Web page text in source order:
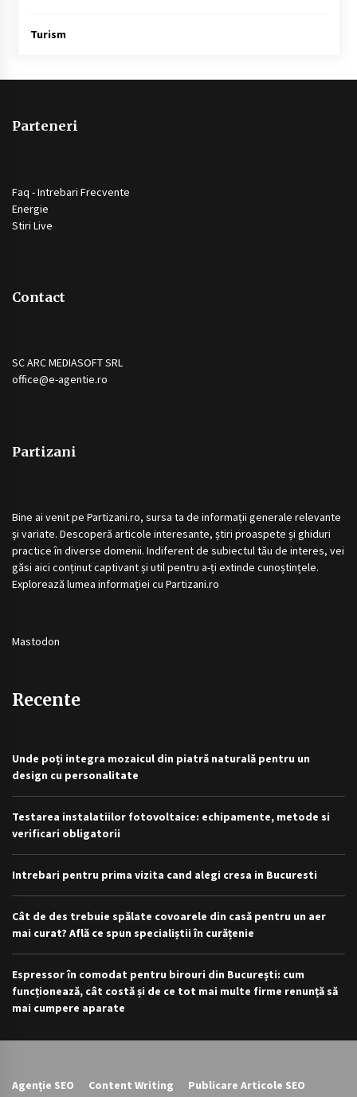
Turism
Parteneri
Faq - Intrebari Frecvente
Energie
Stiri Live
Contact
SC ARC MEDIASOFT SRL
office@e-agentie.ro
Partizani
Bine ai venit pe Partizani.ro, sursa ta de informații generale relevante
și variate. Descoperă articole interesante, știri proaspete și ghiduri
practice în diverse domenii. Indiferent de subiectul tău de interes, vei
găsi aici conținut captivant și util pentru a-ți extinde cunoștințele.
Explorează lumea informației cu Partizani.ro
Mastodon
Recente
Unde poți integra mozaicul din piatră naturală pentru un
design cu personalitate
Testarea instalatiilor fotovoltaice: echipamente, metode si
verificari obligatorii
Intrebari pentru prima vizita cand alegi cresa in Bucuresti
Cât de des trebuie spălate covoarele din casă pentru un aer
mai curat? Află ce spun specialiștii în curățenie
Espressor în comodat pentru birouri din București: cum
funcționează, cât costă și de ce tot mai multe firme renunță să
mai cumpere aparate
Agenție SEO Content Writing
Publicare Articole SEO